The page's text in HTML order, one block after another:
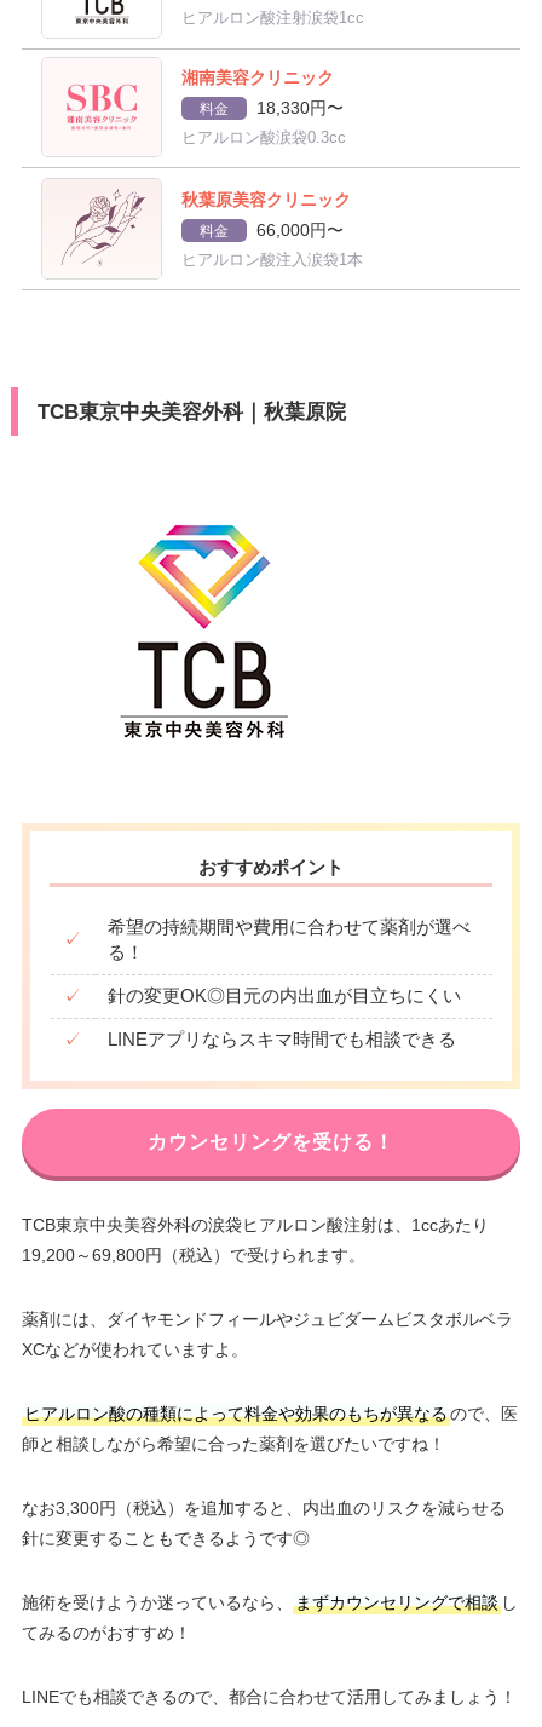
ヒアルロン酸注射涙袋1cc
湘南美容クリニック
料金 18,330円〜
ヒアルロン酸涙袋0.3cc
秋葉原美容クリニック
料金 66,000円〜
ヒアルロン酸注入涙袋1本
TCB東京中央美容外科｜秋葉原院
おすすめポイント
✓
希望の持続期間や費用に合わせて薬剤が選べ
る！
✓ 針の変更OK◎目元の内出血が目立ちにくい
✓ LINEアプリならスキマ時間でも相談できる
カウンセリングを受ける！
TCB東京中央美容外科の涙袋ヒアルロン酸注射は、1ccあたり
19,200～69,800円（税込）で受けられます。
薬剤には、ダイヤモンドフィールやジュビダームビスタボルベラ
XCなどが使われていますよ。
ヒアルロン酸の種類によって料金や効果のもちが異なるので、医
師と相談しながら希望に合った薬剤を選びたいですね！
なお3,300円（税込）を追加すると、内出血のリスクを減らせる
針に変更することもできるようです◎
施術を受けようか迷っているなら、 まずカウンセリングで相談し
てみるのがおすすめ！
LINEでも相談できるので、都合に合わせて活用してみましょう！